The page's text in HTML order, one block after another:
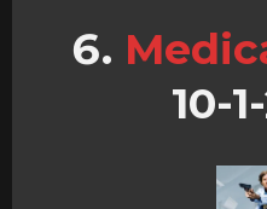
10-